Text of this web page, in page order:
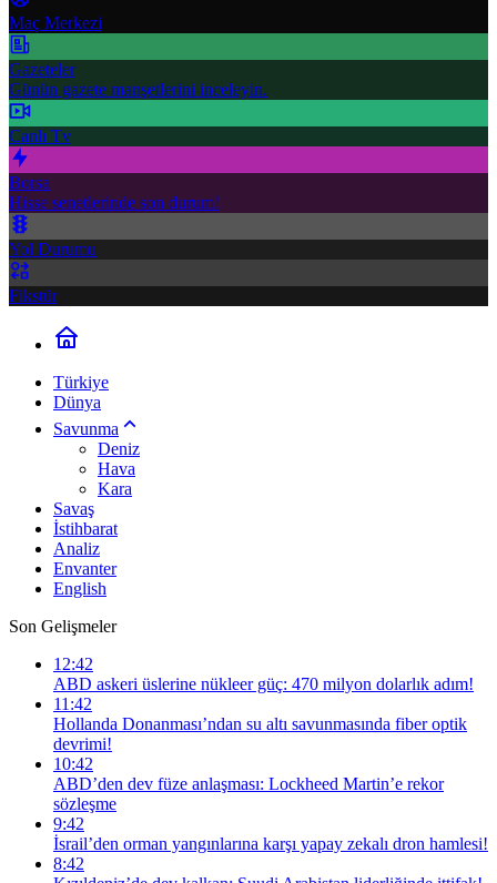
Maç Merkezi
Gazeteler
Günün gazete manşetlerini inceleyin.
Canlı Tv
Borsa
Hisse senetlerinde son durum!
Yol Durumu
Fikstür
Türkiye
Dünya
Savunma
Deniz
Hava
Kara
Savaş
İstihbarat
Analiz
Envanter
English
Son Gelişmeler
12:42
ABD askeri üslerine nükleer güç: 470 milyon dolarlık adım!
11:42
Hollanda Donanması’ndan su altı savunmasında fiber optik
devrimi!
10:42
ABD’den dev füze anlaşması: Lockheed Martin’e rekor
sözleşme
9:42
İsrail’den orman yangınlarına karşı yapay zekalı dron hamlesi!
8:42